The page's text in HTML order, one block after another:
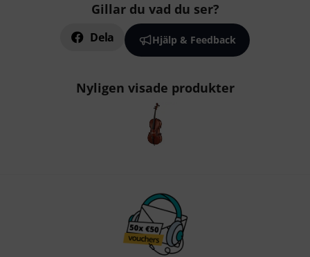
Gillar du vad du ser?
Dela Hjälp & Feedback
Nyligen visade produkter